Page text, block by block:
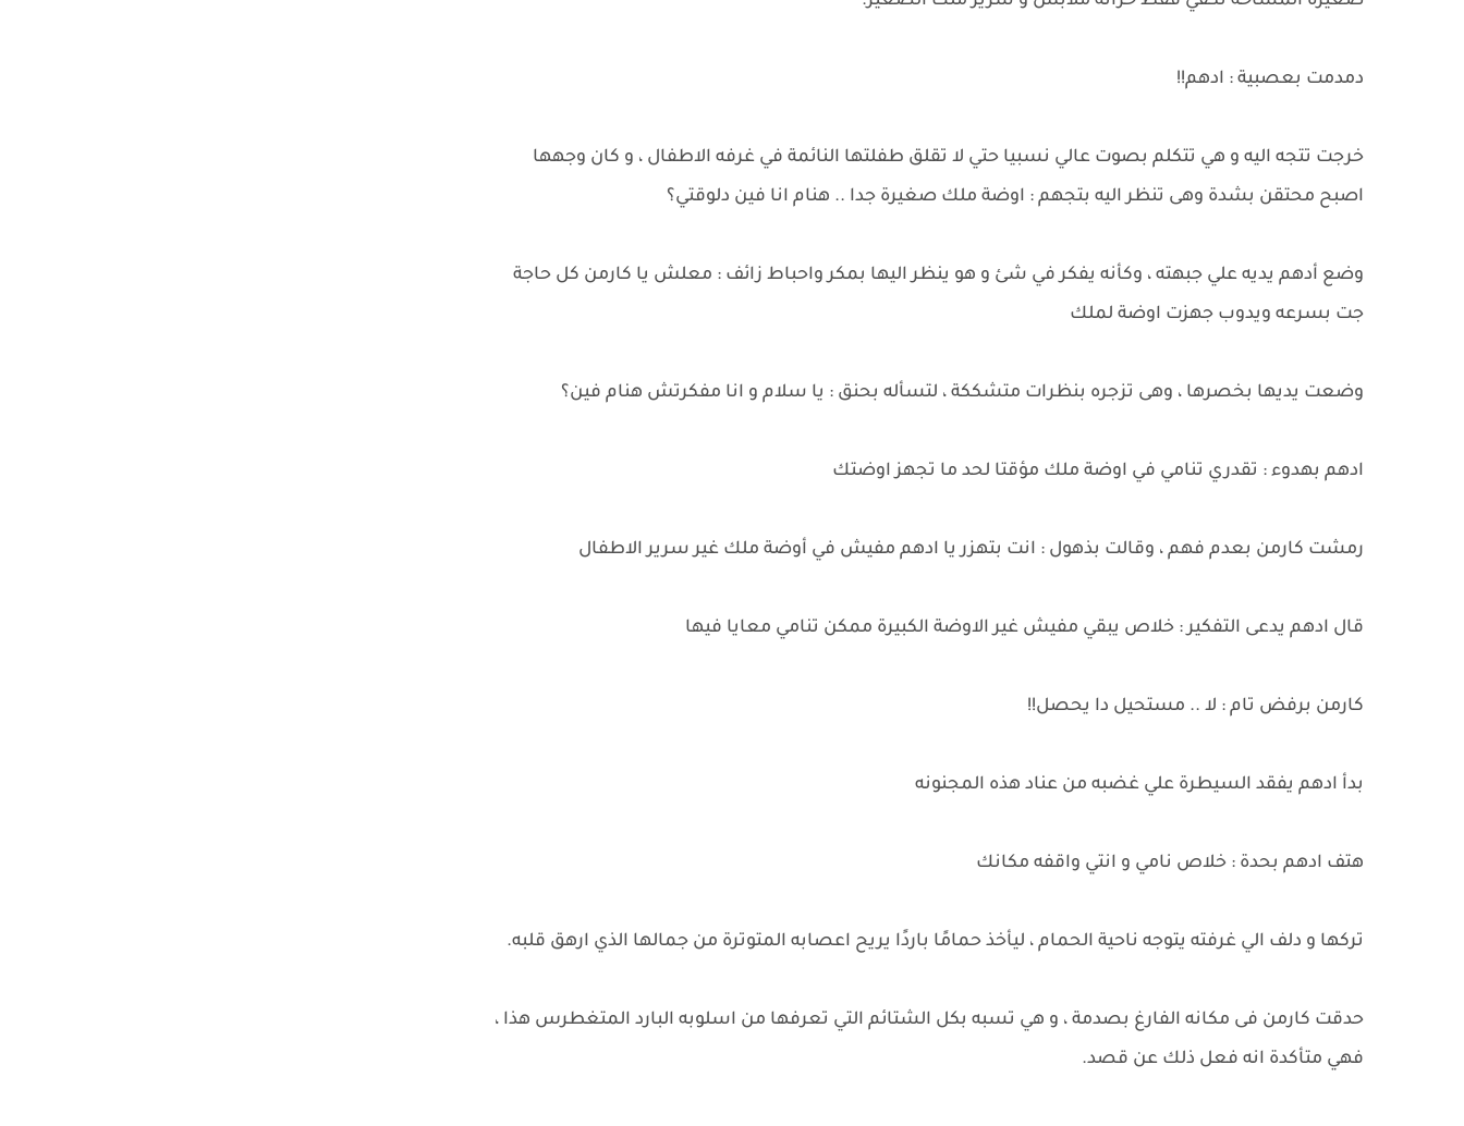
دمدمت بعصبية : ادهم!!
خرجت تتجه اليه و هي تتكلم بصوت عالي نسبيا حتي لا تقلق طفلتها النائمة في غرفه الاطفال ، و كان وجهها
اصبح محتقن بشدة وهى تنظر اليه بتجهم : اوضة ملك صغيرة جدا .. هنام انا فين دلوقتي؟
وضع أدهم يديه علي جبهته ، وكأنه يفكر في شئ و هو ينظر اليها بمكر واحباط زائف : معلش يا كارمن كل حاجة
جت بسرعه ويدوب جهزت اوضة لملك
وضعت يديها بخصرها ، وهى تزجره بنظرات متشككة ، لتسأله بحنق : يا سلام و انا مفكرتش هنام فين؟
ادهم بهدوء : تقدري تنامي في اوضة ملك مؤقتا لحد ما تجهز اوضتك
رمشت كارمن بعدم فهم ، وقالت بذهول : انت بتهزر يا ادهم مفيش في أوضة ملك غير سرير الاطفال
قال ادهم يدعى التفكير : خلاص يبقي مفيش غير الاوضة الكبيرة ممكن تنامي معايا فيها
كارمن برفض تام : لا .. مستحيل دا يحصل!!
بدأ ادهم يفقد السيطرة علي غضبه من عناد هذه المجنونه
هتف ادهم بحدة : خلاص نامي و انتي واقفه مكانك
تركها و دلف الي غرفته يتوجه ناحية الحمام ، ليأخذ حمامًا باردًا يريح اعصابه المتوترة من جمالها الذي ارهق قلبه.
حدقت كارمن فى مكانه الفارغ بصدمة ، و هي تسبه بكل الشتائم التي تعرفها من اسلوبه البارد المتغطرس هذا ،
فهي متأكدة انه فعل ذلك عن قصد.